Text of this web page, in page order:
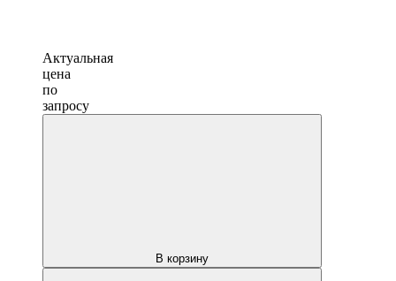
Актуальная
цена
по
запросу
В корзину